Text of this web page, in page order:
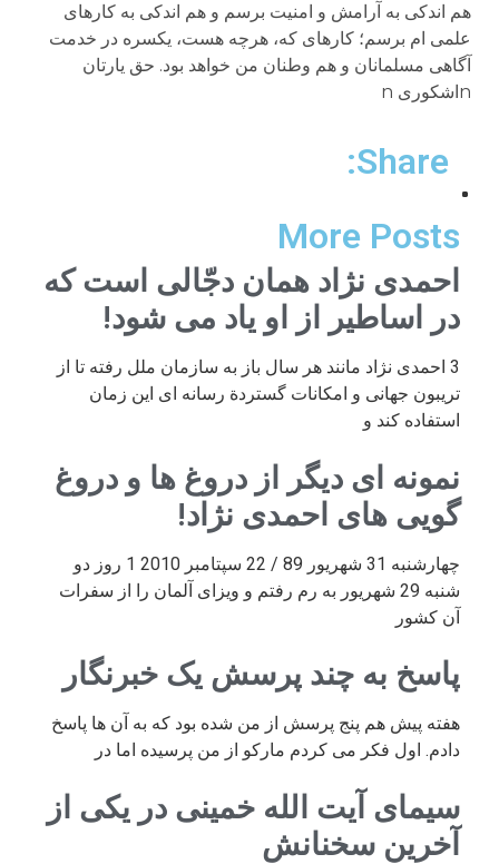
هم اندکی به آرامش و امنیت برسم و هم اندکی به کارهای
علمی ام برسم؛ کارهای که، هرچه هست، یکسره در خدمت
آگاهی مسلمانان و هم وطنان من خواهد بود. حق یارتان
nاشکوری n
Share:
More Posts
احمدی نژاد همان دجّالی است که
در اساطیر از او یاد می شود!
3 احمدی نژاد مانند هر سال باز به سازمان ملل رفته تا از
تریبون جهانی و امکانات گستردة رسانه ای این زمان
استفاده کند و
نمونه ای دیگر از دروغ ها و دروغ
گویی های احمدی نژاد!
چهارشنبه 31 شهریور 89 / 22 سپتامبر 2010 1 روز دو
شنبه 29 شهریور به رم رفتم و ویزای آلمان را از سفرات
آن کشور
پاسخ به چند پرسش یک خبرنگار
هفته پیش هم پنج پرسش از من شده بود که به آن ها پاسخ
دادم. اول فکر می کردم مارکو از من پرسیده اما در
سیمای آیت الله خمینی در یکی از
آخرین سخنانش